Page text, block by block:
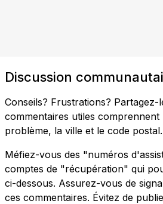
Discussion
Conseils? Frustrations? Partagez-
commentaires utiles
problème, la ville et le code postal.
Méfiez-vous des "numéros
comptes de "récupération" qui
ci-dessous. Assurez-vous de
ces commentaires. Évitez de